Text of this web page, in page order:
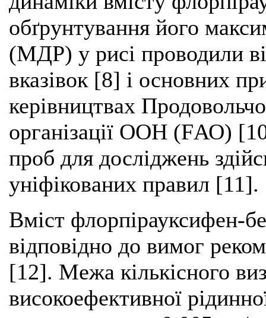
обґрунтування його
(МДР) у рисі проводили
вказівок [8] і основних
керівництвах
організації ООН (FАО)
проб для досліджень
уніфікованих правил [11].
Вміст флорпірауксифен-
відповідно до вимог
[12]. Межа кількісного
високоефективної